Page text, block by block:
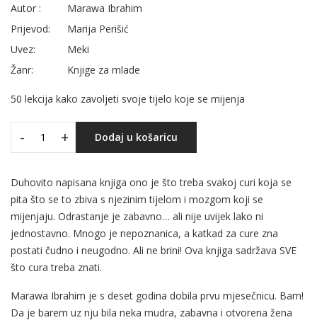
Autor :
Marawa Ibrahim
Prijevod:
Marija Perišić
Uvez:
Meki
Žanr:
Knjige za mlade
50 lekcija kako zavoljeti svoje tijelo koje se mijenja
- + Dodaj u košaricu
Duhovito napisana knjiga ono je što treba svakoj curi koja se
pita što se to zbiva s njezinim tijelom i mozgom koji se
mijenjaju. Odrastanje je zabavno… ali nije uvijek lako ni
jednostavno. Mnogo je nepoznanica, a katkad za cure zna
postati čudno i neugodno. Ali ne brini! Ova knjiga sadržava SVE
što cura treba znati.
Marawa Ibrahim je s deset godina dobila prvu mjesečnicu. Bam!
Da je barem uz nju bila neka mudra, zabavna i otvorena žena